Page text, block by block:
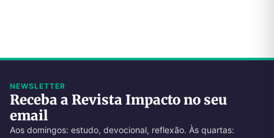
NEWSLETTER
Receba a Revista Impacto no seu
email
Aos domingos: estudo, devocional, reflexão. Às quartas: